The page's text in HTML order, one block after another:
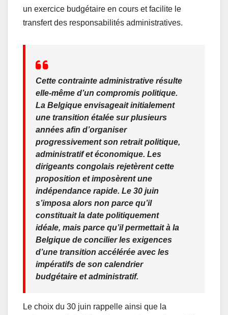
un exercice budgétaire en cours et facilite le
transfert des responsabilités administratives.
Cette contrainte administrative résulte
elle-même d’un compromis politique.
La Belgique envisageait initialement
une transition étalée sur plusieurs
années afin d’organiser
progressivement son retrait politique,
administratif et économique. Les
dirigeants congolais rejetèrent cette
proposition et imposèrent une
indépendance rapide. Le 30 juin
s’imposa alors non parce qu’il
constituait la date politiquement
idéale, mais parce qu’il permettait à la
Belgique de concilier les exigences
d’une transition accélérée avec les
impératifs de son calendrier
budgétaire et administratif.
Le choix du 30 juin rappelle ainsi que la